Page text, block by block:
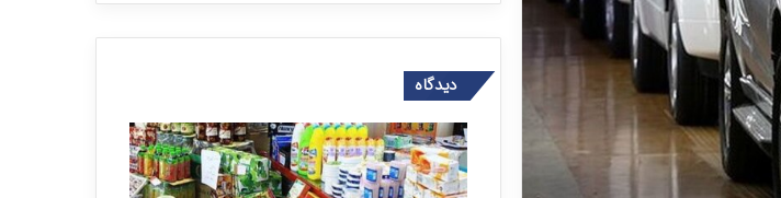
دیدگاه